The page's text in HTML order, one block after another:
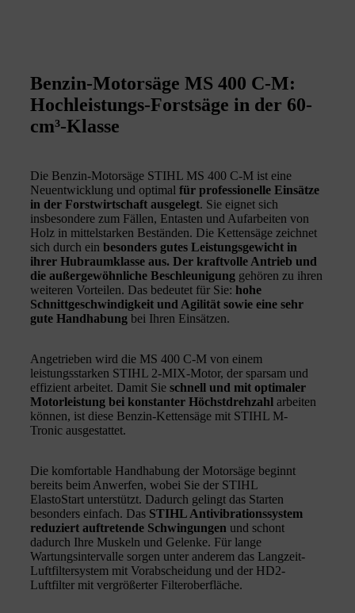
Benzin-Motorsäge MS 400 C-M:
Hochleistungs-Forstsäge in der 60-
cm³-Klasse
Die Benzin-Motorsäge STIHL MS 400 C-M ist eine
Neuentwicklung und optimal für professionelle Einsätze
in der Forstwirtschaft ausgelegt. Sie eignet sich
insbesondere zum Fällen, Entasten und Aufarbeiten von
Holz in mittelstarken Beständen. Die Kettensäge zeichnet
sich durch ein besonders gutes Leistungsgewicht in
ihrer Hubraumklasse aus. Der kraftvolle Antrieb und
die außergewöhnliche Beschleunigung gehören zu ihren
weiteren Vorteilen. Das bedeutet für Sie: hohe
Schnittgeschwindigkeit und Agilität sowie eine sehr
gute Handhabung bei Ihren Einsätzen.
Angetrieben wird die MS 400 C-M von einem
leistungsstarken STIHL 2-MIX-Motor, der sparsam und
effizient arbeitet. Damit Sie schnell und mit optimaler
Motorleistung bei konstanter Höchstdrehzahl arbeiten
können, ist diese Benzin-Kettensäge mit STIHL M-
Tronic ausgestattet.
Die komfortable Handhabung der Motorsäge beginnt
bereits beim Anwerfen, wobei Sie der STIHL
ElastoStart unterstützt. Dadurch gelingt das Starten
besonders einfach. Das STIHL Antivibrationssystem
reduziert auftretende Schwingungen und schont
dadurch Ihre Muskeln und Gelenke. Für lange
Wartungsintervalle sorgen unter anderem das Langzeit-
Luftfiltersystem mit Vorabscheidung und der HD2-
Luftfilter mit vergrößerter Filteroberfläche.